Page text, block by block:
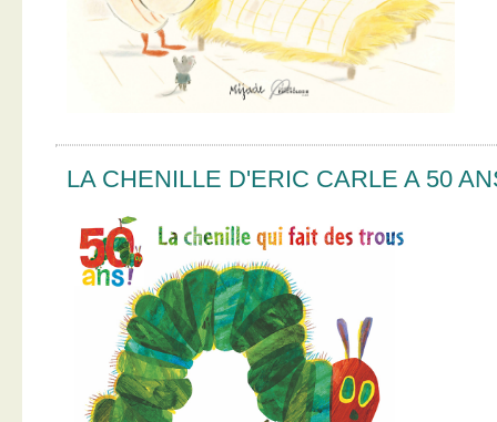
LA CHENILLE D'ERIC CARLE A 50